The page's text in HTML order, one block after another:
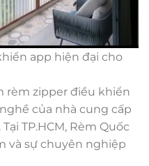
app hiện đại cho
rèm zipper điều khiển
của nhà cung cấp
TP.HCM, Rèm Quốc
và sự chuyên nghiệp